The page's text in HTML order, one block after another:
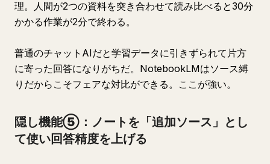
理。人間が2つの資料を突き合わせて読み比べると30分
かかる作業が2分で終わる。
普通のチャットAIだと学習データに引きずられて片方
に寄った回答になりがちだ。NotebookLMはソース縛
りだからこそフェアな対比ができる。ここが強い。
隠し機能⑤：ノートを「追加ソース」とし
て使い回答精度を上げる